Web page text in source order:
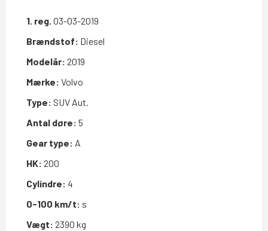
1. reg. 03-03-2019
Brændstof: Diesel
Modelår: 2019
Mærke: Volvo
Type: SUV Aut.
Antal døre: 5
Gear type: A
HK: 200
Cylindre: 4
0-100 km/t: s
Vægt: 2390 kg